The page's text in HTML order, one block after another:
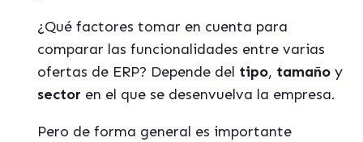
¿Qué factores tomar en cuenta para
comparar las funcionalidades entre varias
ofertas de ERP? Depende del tipo, tamaño y
sector en el que se desenvuelva la empresa.
Pero de forma general es importante